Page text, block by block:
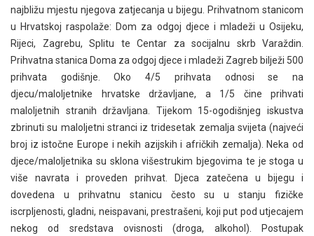
najbližu mjestu njegova zatjecanja u bijegu. Prihvatnom stanicom
u Hrvatskoj raspolaže: Dom za odgoj djece i mladeži u Osijeku,
Rijeci, Zagrebu, Splitu te Centar za socijalnu skrb Varaždin.
Prihvatna stanica Doma za odgoj djece i mladeži Zagreb bilježi 500
prihvata godišnje. Oko 4/5 prihvata odnosi se na
djecu/maloljetnike hrvatske državljane, a 1/5 čine prihvati
maloljetnih stranih državljana. Tijekom 15-ogodišnjeg iskustva
zbrinuti su maloljetni stranci iz tridesetak zemalja svijeta (najveći
broj iz istočne Europe i nekih azijskih i afričkih zemalja). Neka od
djece/maloljetnika su sklona višestrukim bjegovima te je stoga u
više navrata i proveden prihvat. Djeca zatečena u bijegu i
dovedena u prihvatnu stanicu često su u stanju fizičke
iscrpljenosti, gladni, neispavani, prestrašeni, koji put pod utjecajem
nekog od sredstava ovisnosti (droga, alkohol). Postupak